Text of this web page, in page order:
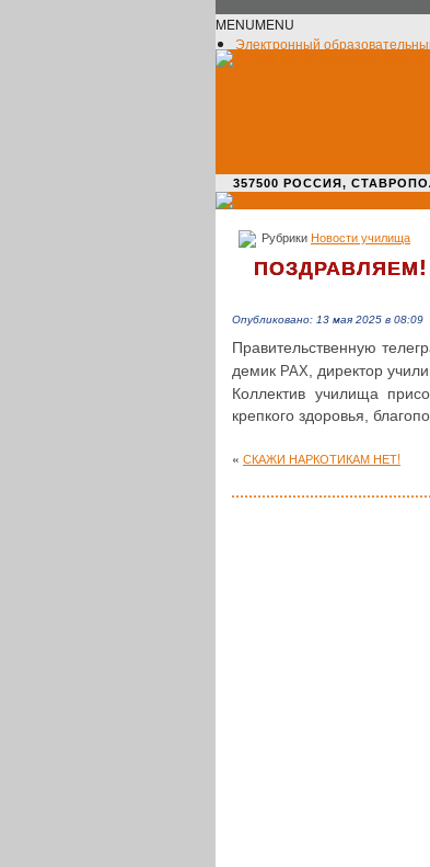
MENUMENU
Электронный
357500 РОССИЯ,
Рубрики Новости училища
ПОЗДРАВЛЯЕМ!
Опубликовано: 13 мая 2025 в 08:09
Пра­ви­тель­ствен­ную
де­мик РАХ
, дирек­тор
Кол­лек­тив училища
креп­ко­го здо­ро­вья,
« СКАЖИ НАРКОТИКАМ НЕТ!